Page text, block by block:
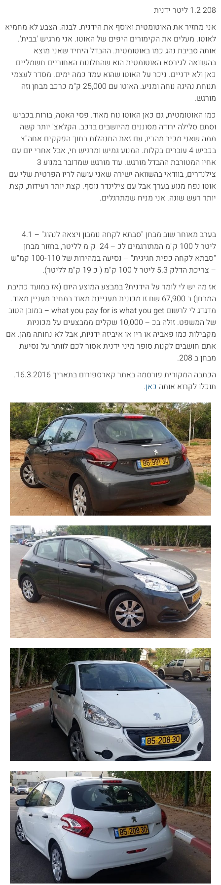
208 1.2 ליטר ידנית
אני מחזיר את האוטומטית ואוסף את הידנית. לבנה. הצבע לא מחמיא
לאוטו. מעלים את הקימורים היפים של האוטו. אני מרגיש 'בבית'.
אותה סביבת נהג כמו באוטומטית. ההבדל היחיד שאני מוצא
בהשוואה לגירסא האוטומטית הוא שהחלונות האחוריים חשמליים
כאן ולא ידניים. ניכר על האוטו שהוא עמד כמה ימים. מסדר לעצמי
תנוחת נהיגה נוחה ומניע. האוטו עם 25,000 ק"מ כרכב מבחן וזה
מורגש.
כמו האוטומטית, גם כאן האוטו נוח מאוד. פסי האטה, בורות בכביש
וסתם סלילה ירודה מסוננים מהיושבים ברכב. הקלאצ' יותר קשה
ממה שאני מכיר מהריו, עם זאת התנהלות בתוך הפקקים אחה"צ
בכביש 4 עוברים בקלות. המנוע גמיש ומרגיש חי, אבל אחרי יום עם
אחיו המטורבת ההבדל מורגש. עוד מורגש שמדובר במנוע 3
צילנדרים, בוודאי בהשוואה ישירה שאני עושה לריו הפרטית שלי עם
אוטו נפח מנוע בערך אבל עם צילינדר נוסף. קצת יותר רעידות, קצת
יותר רעש שונה. אני מניח שמתרגלים.
בערב מאוחר שוב מבחן "סבתא לקחה נומבון ויצאה לנהוג" – 4.1
ליטר ל 100 ק"מ המתורגמים לכ – 24 ק"מ לליטר, בחזור מבחן
"סבתא לקחה כפית חגיגית" – נסיעה במהירות של 100-110 קמ"ש
– צריכת הדלק 5.3 ליטר ל 100 ק"מ ( כ 19 ק"מ לליטר).
אז מה יש לי לומר על הידנית? במבצע המוצע היום (אז במועד כתיבת
המבחן) ב 67,900 שח זו מכונית מעניינת מאוד במחיר מעניין מאוד.
מדגדג לי לרשום what you pay for is what you get – במובן הטוב
של המשפט. זולה בכ – 10,000 שקלים ממבצעים על מכוניות
מקבילות כמו פאביה או ריו או איביזה ידניות, אבל לא נחותה מהן. אם
אתם חושבים לקנות סופר מיני ידנית אסור לכם לוותר על נסיעת
מבחן ב 208.
הכתבה המקורית פורסמה באתר קארספורום בתאריך 16.3.2016.
תוכלו לקרוא אותה כאן.